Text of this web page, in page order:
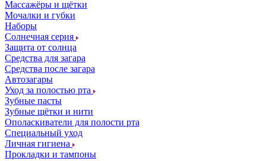
Массажёры и щётки
Мочалки и губки
Наборы
Солнечная серия
Защита от солнца
Средства для загара
Средства после загара
Автозагары
Уход за полостью рта
Зубные пасты
Зубные щётки и нити
Ополаскиватели для полости рта
Специальный уход
Личная гигиена
Прокладки и тампоны